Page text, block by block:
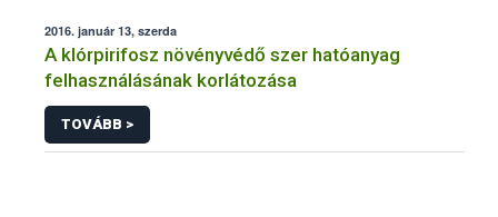
2016. január 13, szerda
A klórpirifosz növényvédő szer hatóanyag
felhasználásának korlátozása
TOVÁBB >